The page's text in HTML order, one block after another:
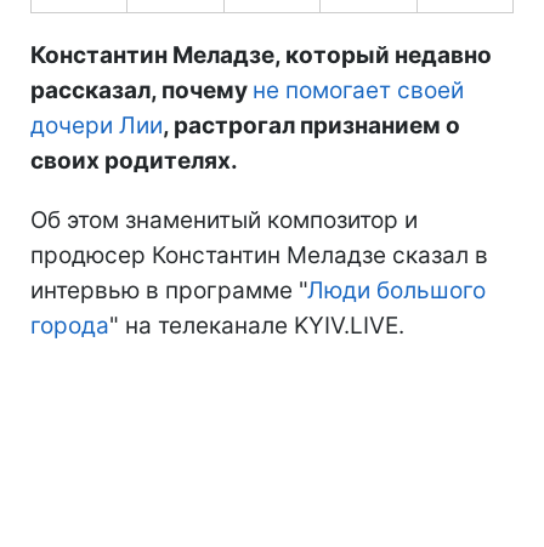
Константин Меладзе, который недавно
рассказал, почему не помогает своей
дочери Лии, растрогал признанием о
своих родителях.
Об этом знаменитый композитор и
продюсер Константин Меладзе сказал в
интервью в программе "Люди большого
города" на телеканале KYIV.LIVE.